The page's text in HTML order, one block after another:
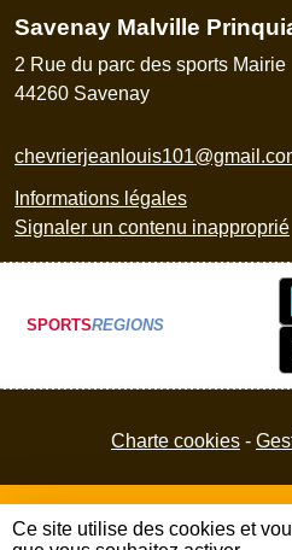
Savenay Malville
2 Rue du parc des sports Mairie
44260 Savenay
Informations légales
Signaler un contenu inapproprié
SPORTSREGIONS
Charte cookies
Ce site utilise des cookies et